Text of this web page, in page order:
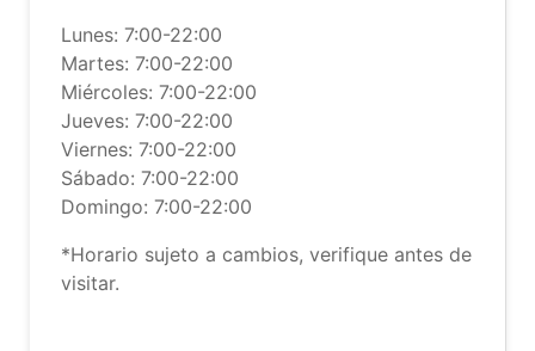
Lunes: 7:00-22:00
Martes: 7:00-22:00
Miércoles: 7:00-22:00
Jueves: 7:00-22:00
Viernes: 7:00-22:00
Sábado: 7:00-22:00
Domingo: 7:00-22:00
*Horario sujeto a cambios, verifique antes de
visitar.